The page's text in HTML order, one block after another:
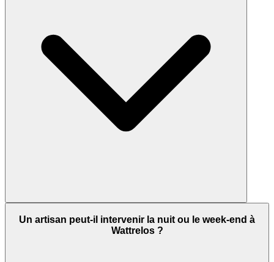
Un artisan peut-il intervenir la nuit ou le week-end à
Wattrelos ?